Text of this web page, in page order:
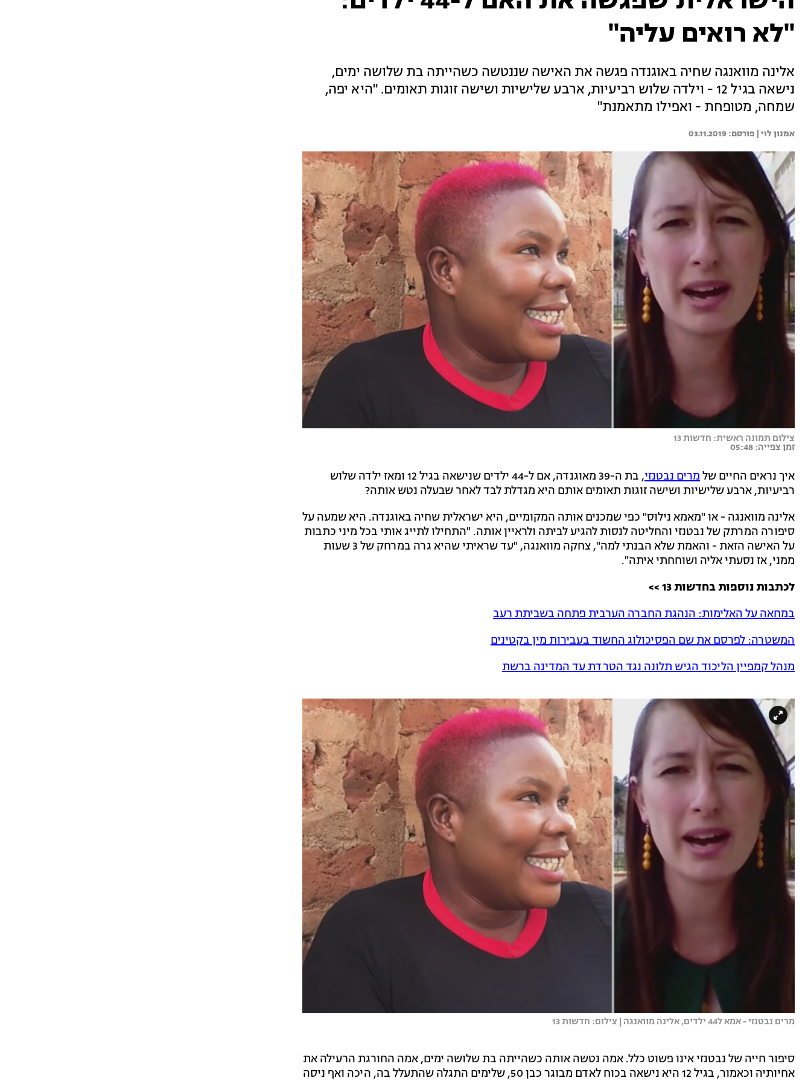
"לא רואים עליה"
אלינה מוואנגה שחיה באוגנדה פגשה את האישה שננטשה כשהייתה בת שלושה ימים,
נישאה בגיל 12 - וילדה שלוש רביעיות, ארבע שלישיות ושישה זוגות תאומים. "היא יפה,
שמחה, מטופחת - ואפילו מתאמנת"
אמנון לוי | 03.11.2019
צילום תמונה ראשית: חדשות 13
זמן צפייה: 05:48
איך נראים החיים שלמרים נבטנזי
, בת ה-39 מאוגנדה, אם ל-44 ילדים שנישאה בגיל 12 ומאז ילדה שלוש
רביעיות, ארבע שלישיות ושישה זוגות תאומים אותם היא מגדלת לבד לאחר שבעלה נטש אותה?
אלינה מוואנגה - או "מאמא נילוס" כפי שמכנים אותה המקומיים, היא ישראלית שחיה באוגנדה. היא שמעה על
סיפורה המרתק של נבטנזי והחליטה לנסות להגיע לביתה ולראיין אותה. "התחילו לתייג אותי בכל מיני כתבות
על האישה הזאת - והאמת שלא הבנתי למה", צחקה מוואנגה, "עד שראיתי שהיא גרה במרחק של 3 שעות
ממני, אז נסעתי אליה ושוחחתי איתה".
לכתבות נוספות בחדשות 13 >>
במחאה על האלימות: הנהגת החברה הערבית פתחה בשביתת רעב
המשטרה: לפרסם את שם הפסיכולוג החשוד בעבירות מין בקטינים
מנהל קמפיין הליכוד הגיש תלונה נגד הטרדת עד המדינה ברשת
מרים נבטנזי - אמא ל44 ילדים, אלינה מוואנגה | צילום: חדשות 13
סיפור חייה של נבטנזי אינו פשוט כלל. אמה נטשה אותה כשהייתה בת שלושה ימים, אמה החורגת הרעילה את
אחיותיה וכאמור, בגיל 12 היא נישאה בכוח לאדם מבוגר כבן 50, שלימים התגלה שהתעלל בה, היכה ואף ניסה